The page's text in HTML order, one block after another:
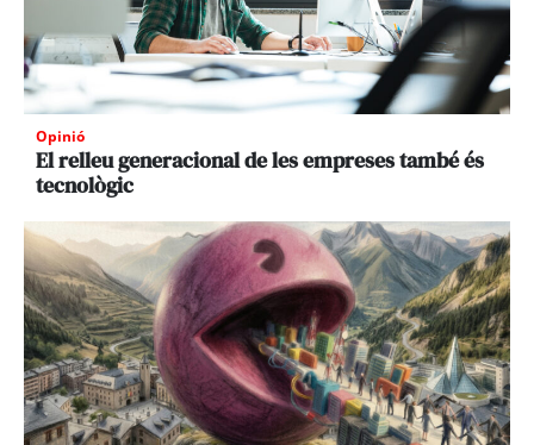
Opinió
El relleu generacional de les empreses també és
tecnològic